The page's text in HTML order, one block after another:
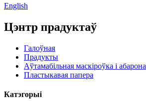
English
Цэнтр прадуктаў
Галоўная
Прадукты
Аўтамабільная маскіроўка і абарона
Пластыкавая папера
Катэгорыі